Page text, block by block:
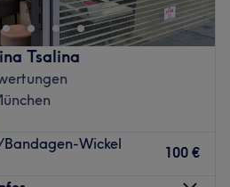
Tsalina
Bandagen-Wickel
100 €